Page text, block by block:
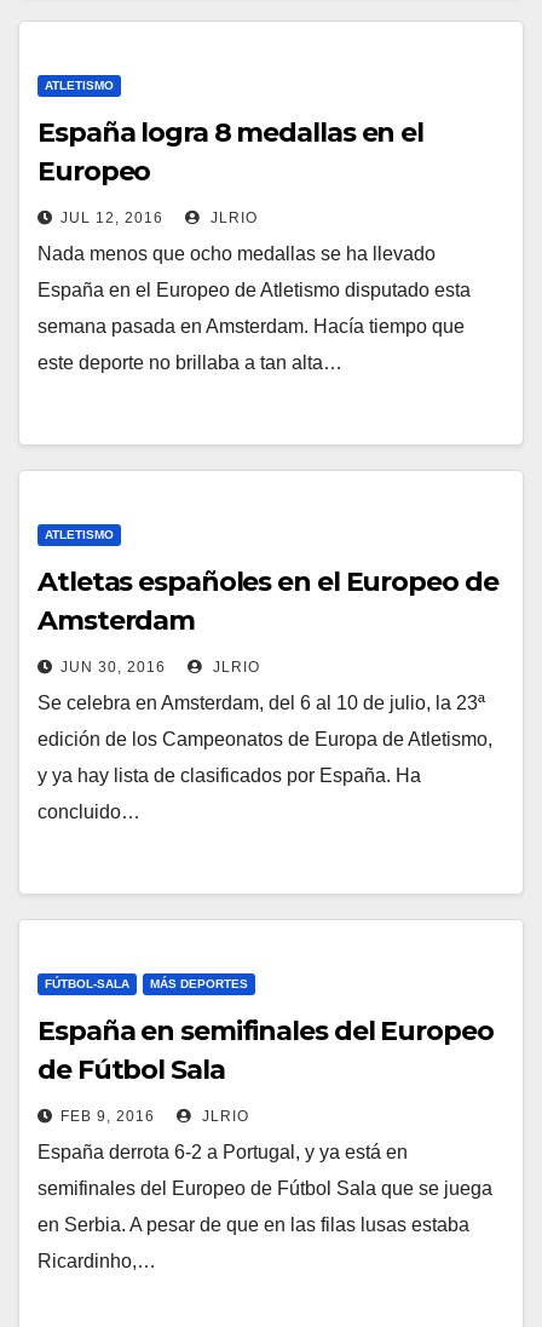
ATLETISMO
España logra 8 medallas en el
Europeo
JUL 12, 2016 JLRIO
Nada menos que ocho medallas se ha llevado
España en el Europeo de Atletismo disputado esta
semana pasada en Amsterdam. Hacía tiempo que
este deporte no brillaba a tan alta…
ATLETISMO
Atletas españoles en el Europeo de
Amsterdam
JUN 30, 2016 JLRIO
Se celebra en Amsterdam, del 6 al 10 de julio, la 23ª
edición de los Campeonatos de Europa de Atletismo,
y ya hay lista de clasificados por España. Ha
concluido…
FÚTBOL-SALA MÁS DEPORTES
España en semifinales del Europeo
de Fútbol Sala
FEB 9, 2016 JLRIO
España derrota 6-2 a Portugal, y ya está en
semifinales del Europeo de Fútbol Sala que se juega
en Serbia. A pesar de que en las filas lusas estaba
Ricardinho,…